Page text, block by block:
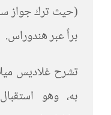
(حيث ترك جواز
براً عبر هندوراس.
تشرح غلاديس
به، وهو